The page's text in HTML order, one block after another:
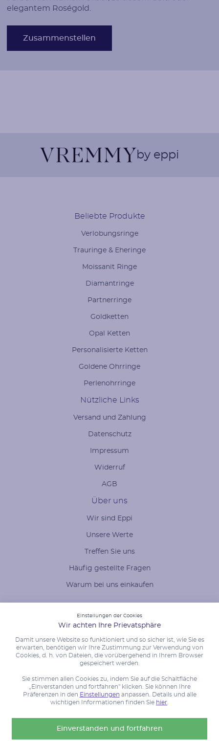
Einstellungen der Cookies
Wir achten Ihre Prievatsphäre
Damit unsere Website so funktioniert und so sicher ist, wie Sie es
erwarten, benötigen wir Ihre Zustimmung zur Verwendung von
Cookies, d. h. von Dateien, die vorübergehend in Ihrem Browser
gespeichert werden.
Sie stimmen allen Cookies zu, indem Sie auf die Schaltfläche
„Einverstanden und fortfahren" klicken. Sie können Ihre
Präferenzen in den Einstellungen anpassen. Details und alle
wichtigen Informationen finden Sie hier
Einverstanden und fortfahren
elegantem Roségold.
Zusammenstellen
by eppi
Beliebte Produkte
Verlobungsringe
Trauringe & Eheringe
Moissanit Ringe
Diamantringe
Partnerringe
Goldketten
Opal Ketten
Personalisierte Ketten
Goldene Ohrringe
Perlenohrringe
Nützliche Links
Versand und Zahlung
Datenschutz
Impressum
Widerruf
AGB
Über uns
Wir sind Eppi
Unsere Werte
Treffen Sie uns
Häufig gestellte Fragen
Warum bei uns einkaufen